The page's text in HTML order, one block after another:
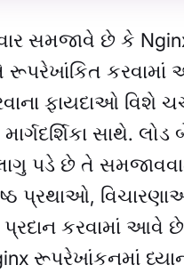
સમજાવે છે કે
રૂપરેખાંકિત કરવામાં
ફાયદાઓ વિશે
સાથે.
પડે છે તે
પ્રથાઓ,
પ્રદાન કરવામાં
રૂપરેખાંકનમાં